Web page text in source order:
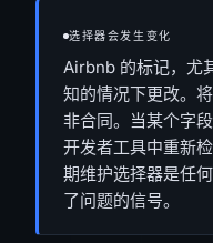
选择器会发生变化
Airbnb 的标记，尤
知的情况下更改。
非合同。当某个字
开发者工具中重新
期维护选择器是任
了问题的信号。